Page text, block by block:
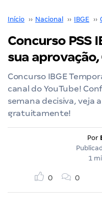
Início ›› Nacional ›› IBGE ››
Concurso PSS
sua aprovação,
Concurso IBGE
canal do YouTube!
semana decisiva, veja
gratuitamente!
Por
1
0 0